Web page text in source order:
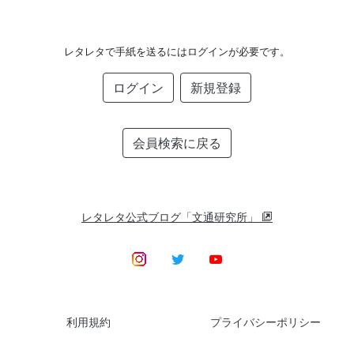
レタレタで手紙を送るにはログインが必要です。
ログイン 新規登録
会員検索に戻る
レタレタ公式ブログ「文通研究所」
利用規約 プライバシーポリシー